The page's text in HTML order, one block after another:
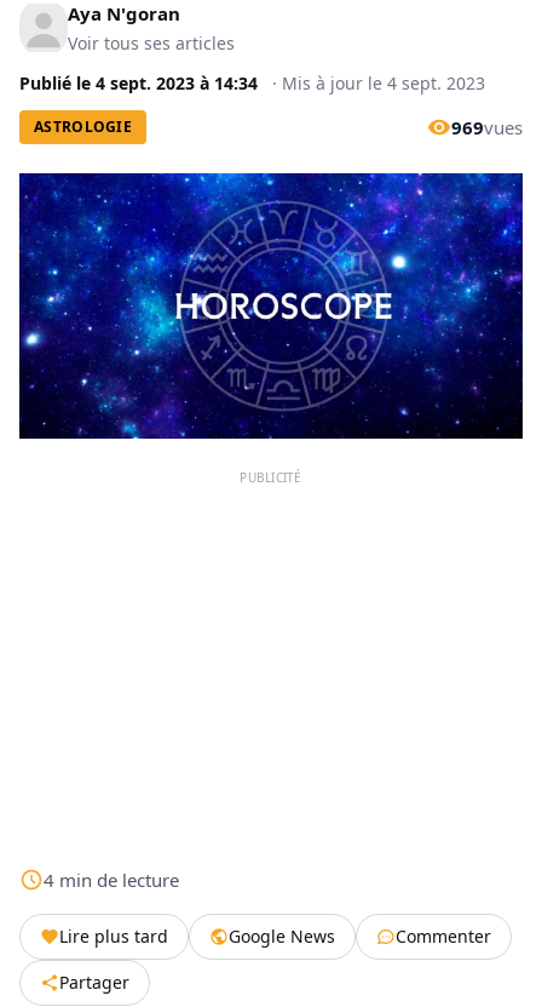
Aya N'goran
Voir tous ses articles
Publié le 4 sept. 2023 à 14:34 · Mis à jour le 4 sept. 2023
ASTROLOGIE 969vues
PUBLICITÉ
4 min de lecture
Lire plus tard Google News
Commenter
Partager